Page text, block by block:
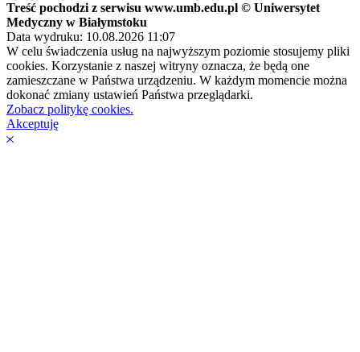
Treść pochodzi z serwisu www.umb.edu.pl © Uniwersytet
Medyczny w Białymstoku
Data wydruku: 10.08.2026 11:07
W celu świadczenia usług na najwyższym poziomie stosujemy pliki
cookies. Korzystanie z naszej witryny oznacza, że będą one
zamieszczane w Państwa urządzeniu. W każdym momencie można
dokonać zmiany ustawień Państwa przeglądarki.
Zobacz politykę cookies.
Akceptuję